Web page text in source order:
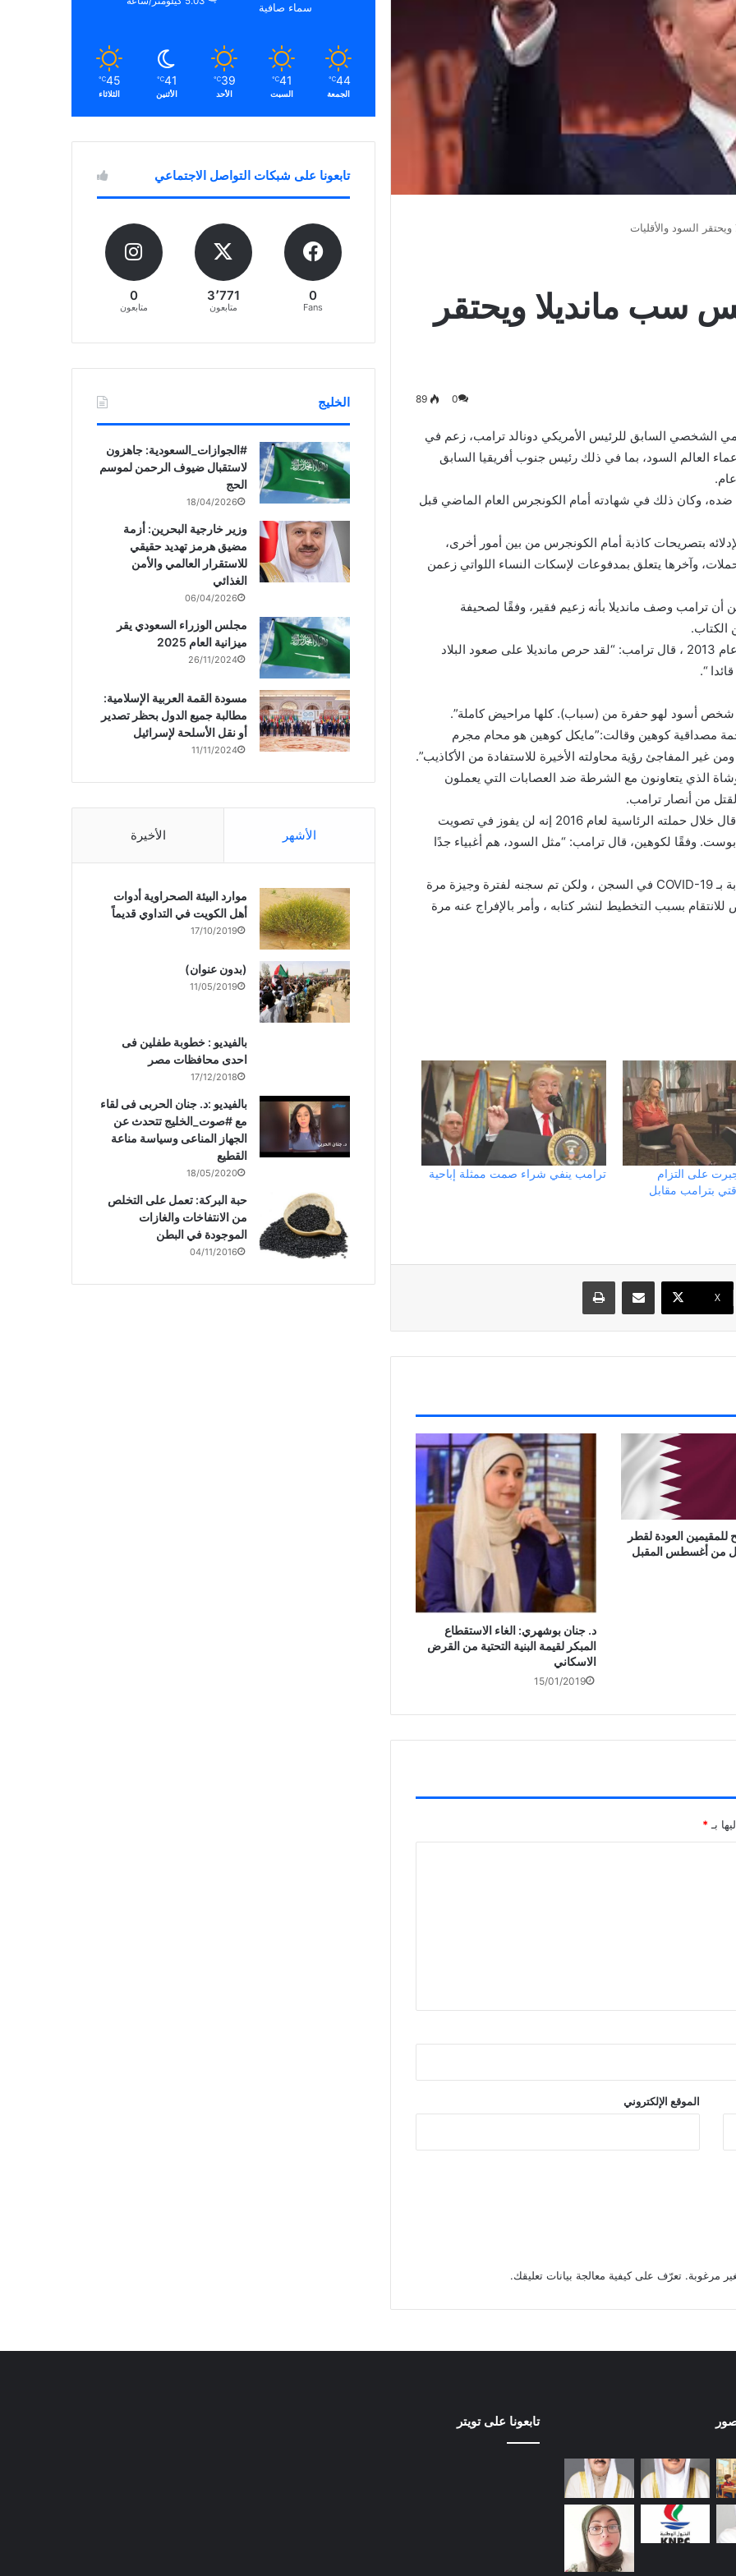
السود والأقليات
سب مانديلا ويحتقر
0
89
السابق للرئيس الأمريكي دونالد ترامب، زعم في
العالم السود، بما في ذلك رئيس جنوب أفريقيا السابق
وكان ذلك في شهادته أمام الكونجرس العام الماضي قبل
بتصريحات كاذبة أمام الكونجرس من بين أمور أخرى،
وآخرها يتعلق بمدفوعات لإسكات النساء اللواتي زعمن
ترامب وصف مانديلا بأنه زعيم فقير، وفقًا لصحيفة
ووفقًا للصحيفة، كتب كوهين أنه عقب وفاة مانديلا في عام 2013 ، قال ترامب: “لقد حرص مانديلا على صعود البلاد
“.
شخص أسود لهو حفرة من (سباب). كلها مراحيض كاملة”.
مصداقية كوهين وقالت:”مايكل كوهين هو محام مجرم
المفاجئ رؤية محاولته الأخيرة للاستفادة من الأكاذيب”.
الذي يتعاونون مع الشرطة ضد العصابات التي يعملون
من أنصار ترامب.
زعم كوهين أن ترامب كان رافضًا للأقليات، وأن ترامب قال خلال حملته الرئاسية لعام 2016 إنه لن يفوز في تصويت
وفقًا لكوهين، قال ترامب: “مثل السود، هم أغبياء جدًا
تم إطلاق سراحه في المنزل في مايو نظرًا لخطر الإصابة بـ COVID-19 في السجن ، ولكن تم سجنه لفترة وجيزة مرة
بسبب التخطيط لنشر كتابه ، وأمر بالإفراج عنه مرة
على التزام
بترامب مقابل
ترامب ينفي شراء صمت ممثلة إباحية
X
مشاركة عبر البريد طباعة
العودة لقطر
من أغسطس المقبل
د. جنان بوشهري: الغاء الاستقطاع
المبكر لقيمة البنية التحتية من القرض
الاسكاني
15/01/2019
بـ *
الموقع الإلكتروني
تعرّف على كيفية معالجة بيانات تعليقك.
سماء صافية
44
℃
الجمعة
41
℃
السبت
39
℃
الأحد
41
℃
الأثنين
45
℃
الثلاثاء
تابعونا على شبكات التواصل الاجتماعي
0
Fans
3٬771
متابعون
0
متابعون
الخليج
‏‎#الجوازات_السعودية: جاهزون
لاستقبال ضيوف الرحمن لموسم
الحج
18/04/2026
وزير خارجية البحرين: أزمة
مضيق هرمز تهديد حقيقي
للاستقرار العالمي والأمن
الغذائي
06/04/2026
مجلس الوزراء السعودي يقر
ميزانية العام 2025
26/11/2024
مسودة القمة العربية الإسلامية:
مطالبة جميع الدول بحظر تصدير
أو نقل الأسلحة لإسرائيل
11/11/2024
الأشهر الأخيرة
موارد البيئة الصحراوية أدوات
أهل الكويت في التداوي قديماً
17/10/2019
(بدون عنوان)
11/05/2019
بالفيديو : خطوبة طفلين فى
احدى محافظات مصر
17/12/2018
بالفيديو :د. جنان الحربى فى لقاء
مع #صوت_الخليج تتحدث عن
الجهاز المناعى وسياسة مناعة
القطيع
18/05/2020
حبة البركة: تعمل على التخلص
من الانتفاخات والغازات
الموجودة في البطن
04/11/2016
تابعونا على تويتر